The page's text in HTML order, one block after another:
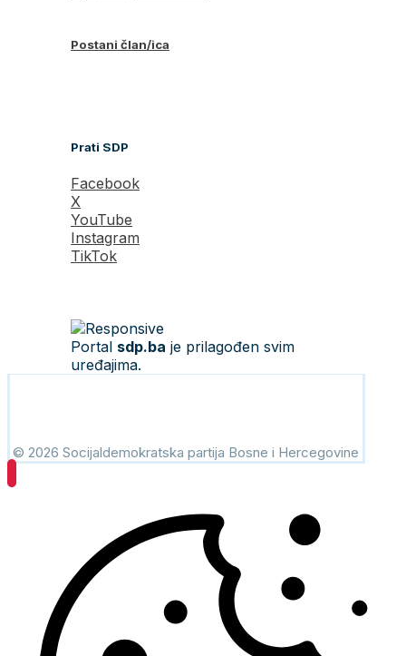
Postani član/ica
Prati SDP
Facebook
X
YouTube
Instagram
TikTok
Portal sdp.ba je prilagođen svim
uređajima.
© 2026 Socijaldemokratska partija Bosne i Hercegovine